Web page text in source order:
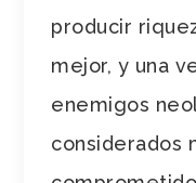
producir
mejor, y una
enemigos
considerados